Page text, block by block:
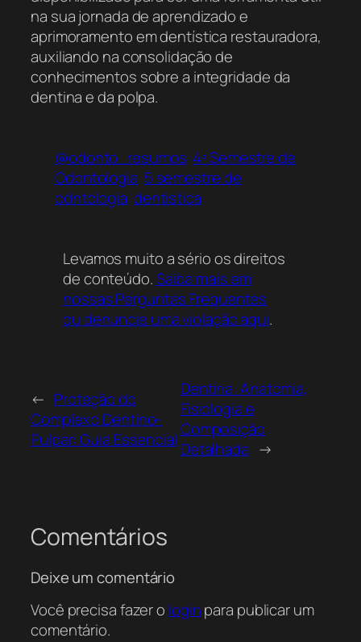
na sua jornada de aprendizado e
aprimoramento em dentística restauradora,
auxiliando na consolidação de
conhecimentos sobre a integridade da
dentina e da polpa.
@odonto_resumos 4º Semestre de
Odontologia 5 semestre de
odntologia dentistica
Levamos muito a sério os direitos
de conteúdo.Saiba mais em
nossas Perguntas Frequentes
ou denuncie uma violação aqui.
← Proteção do
Complexo Dentino-
Pulpar: Guia Essencial
Dentina: Anatomia,
Fisiologia e
Composição
Detalhada →
Comentários
Deixe um comentário
Você precisa fazer o loginpara publicar um
comentário.